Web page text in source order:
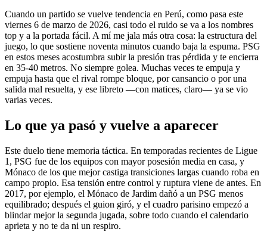
Cuando un partido se vuelve tendencia en Perú, como pasa este
viernes 6 de marzo de 2026, casi todo el ruido se va a los nombres
top y a la portada fácil. A mí me jala más otra cosa: la estructura del
juego, lo que sostiene noventa minutos cuando baja la espuma. PSG
en estos meses acostumbra subir la presión tras pérdida y te encierra
en 35-40 metros. No siempre golea. Muchas veces te empuja y
empuja hasta que el rival rompe bloque, por cansancio o por una
salida mal resuelta, y ese libreto —con matices, claro— ya se vio
varias veces.
Lo que ya pasó y vuelve a aparecer
Este duelo tiene memoria táctica. En temporadas recientes de Ligue
1, PSG fue de los equipos con mayor posesión media en casa, y
Mónaco de los que mejor castiga transiciones largas cuando roba en
campo propio. Esa tensión entre control y ruptura viene de antes. En
2017, por ejemplo, el Mónaco de Jardim dañó a un PSG menos
equilibrado; después el guion giró, y el cuadro parisino empezó a
blindar mejor la segunda jugada, sobre todo cuando el calendario
aprieta y no te da ni un respiro.